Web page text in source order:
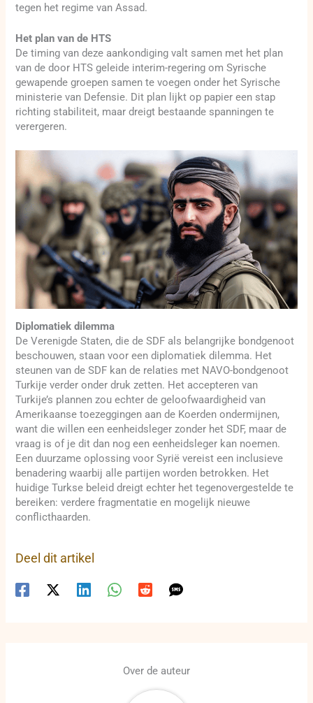
tegen het regime van Assad.
Het plan van de HTS
De timing van deze aankondiging valt samen met het plan
van de door HTS geleide interim-regering om Syrische
gewapende groepen samen te voegen onder het Syrische
ministerie van Defensie. Dit plan lijkt op papier een stap
richting stabiliteit, maar dreigt bestaande spanningen te
verergeren.
Diplomatiek dilemma
De Verenigde Staten, die de SDF als belangrijke bondgenoot
beschouwen, staan voor een diplomatiek dilemma. Het
steunen van de SDF kan de relaties met NAVO-bondgenoot
Turkije verder onder druk zetten. Het accepteren van
Turkije’s plannen zou echter de geloofwaardigheid van
Amerikaanse toezeggingen aan de Koerden ondermijnen,
want die willen een eenheidsleger zonder het SDF, maar de
vraag is of je dit dan nog een eenheidsleger kan noemen.
Een duurzame oplossing voor Syrië vereist een inclusieve
benadering waarbij alle partijen worden betrokken. Het
huidige Turkse beleid dreigt echter het tegenovergestelde te
bereiken: verdere fragmentatie en mogelijk nieuwe
conflicthaarden.
Deel dit artikel
Over de auteur